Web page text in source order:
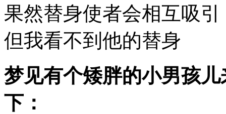
果然替身使者会相互吸引
但我看不到他的替身
梦见有个矮胖的小男孩
下：